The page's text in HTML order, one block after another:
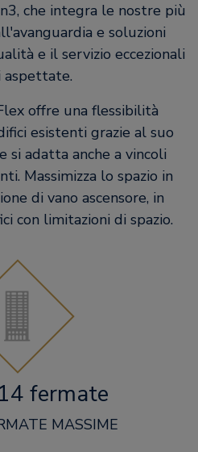
che integra le nostre più
e soluzioni
e il servizio eccezionali
aspettate.
offre una flessibilità
esistenti grazie al suo
si adatta anche a vincoli
Massimizza lo spazio in
di vano ascensore, in
con limitazioni di spazio.
fermate
MASSIME